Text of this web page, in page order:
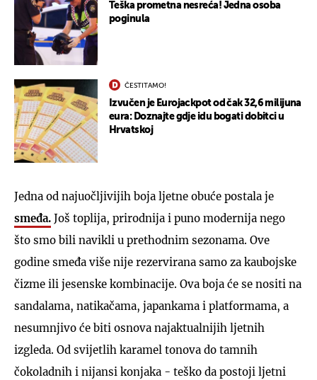
Teška prometna nesreća! Jedna osoba
poginula
ČESTITAMO!
Izvučen je Eurojackpot od čak 32,6 milijuna
eura: Doznajte gdje idu bogati dobitci u
Hrvatskoj
Jedna od najuočljivijih boja ljetne obuće postala je
smeđa. Još toplija, prirodnija i puno modernija nego
što smo bili navikli u prethodnim sezonama. Ove
godine smeđa više nije rezervirana samo za kaubojske
čizme ili jesenske kombinacije. Ova boja će se nositi na
sandalama, natikačama, japankama i platformama, a
nesumnjivo će biti osnova najaktualnijih ljetnih
izgleda. Od svijetlih karamel tonova do tamnih
čokoladnih i nijansi konjaka - teško da postoji ljetni